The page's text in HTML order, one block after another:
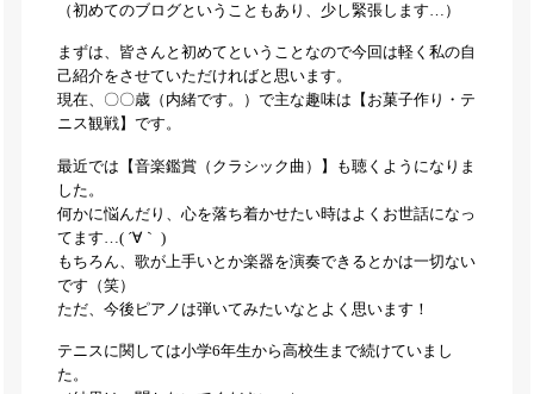
（初めてのブログということもあり、少し緊張します…）
まずは、皆さんと初めてということなので今回は軽く私の自
己紹介をさせていただければと思います。
現在、〇〇歳（内緒です。）で主な趣味は【お菓子作り・テ
ニス観戦】です。
最近では【音楽鑑賞（クラシック曲）】も聴くようになりま
した。
何かに悩んだり、心を落ち着かせたい時はよくお世話になっ
てます…( ´∀｀ )
もちろん、歌が上手いとか楽器を演奏できるとかは一切ない
です（笑）
ただ、今後ピアノは弾いてみたいなとよく思います！
テニスに関しては小学6年生から高校生まで続けていまし
た。